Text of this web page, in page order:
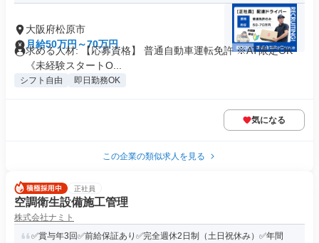
大阪府松原市
月給50万円～70万円
求める人材: 【応募資格】 普通自動車運転免許 ※AT限定OK
《未経験スタートO...
シフト自由 即日勤務OK
気になる
この企業の類似求人を見る
正社員
空調衛生設備施工管理
株式会社ナミト
✅賞与年3回✅前給保証あり✅完全週休2日制（土日祝休み）✅年間